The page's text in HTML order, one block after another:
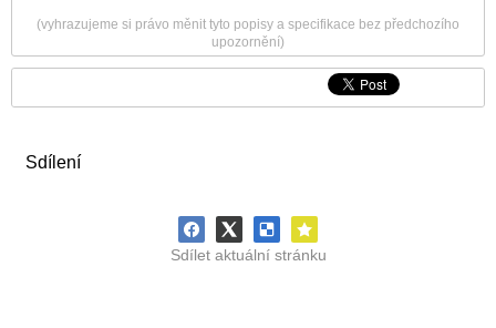
Sdílení
Sdílet aktuální stránku
(vyhrazujeme si právo měnit tyto popisy a specifikace bez předchozího
upozornění)